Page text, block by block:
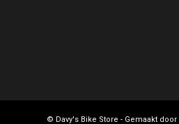
© Davy's Bike Store - Gemaakt door